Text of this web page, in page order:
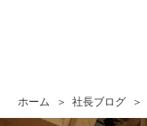
ホーム 社長ブログ